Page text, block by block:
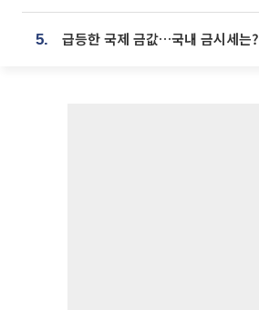
5. 급등한 국제 금값…국내 금시세는?